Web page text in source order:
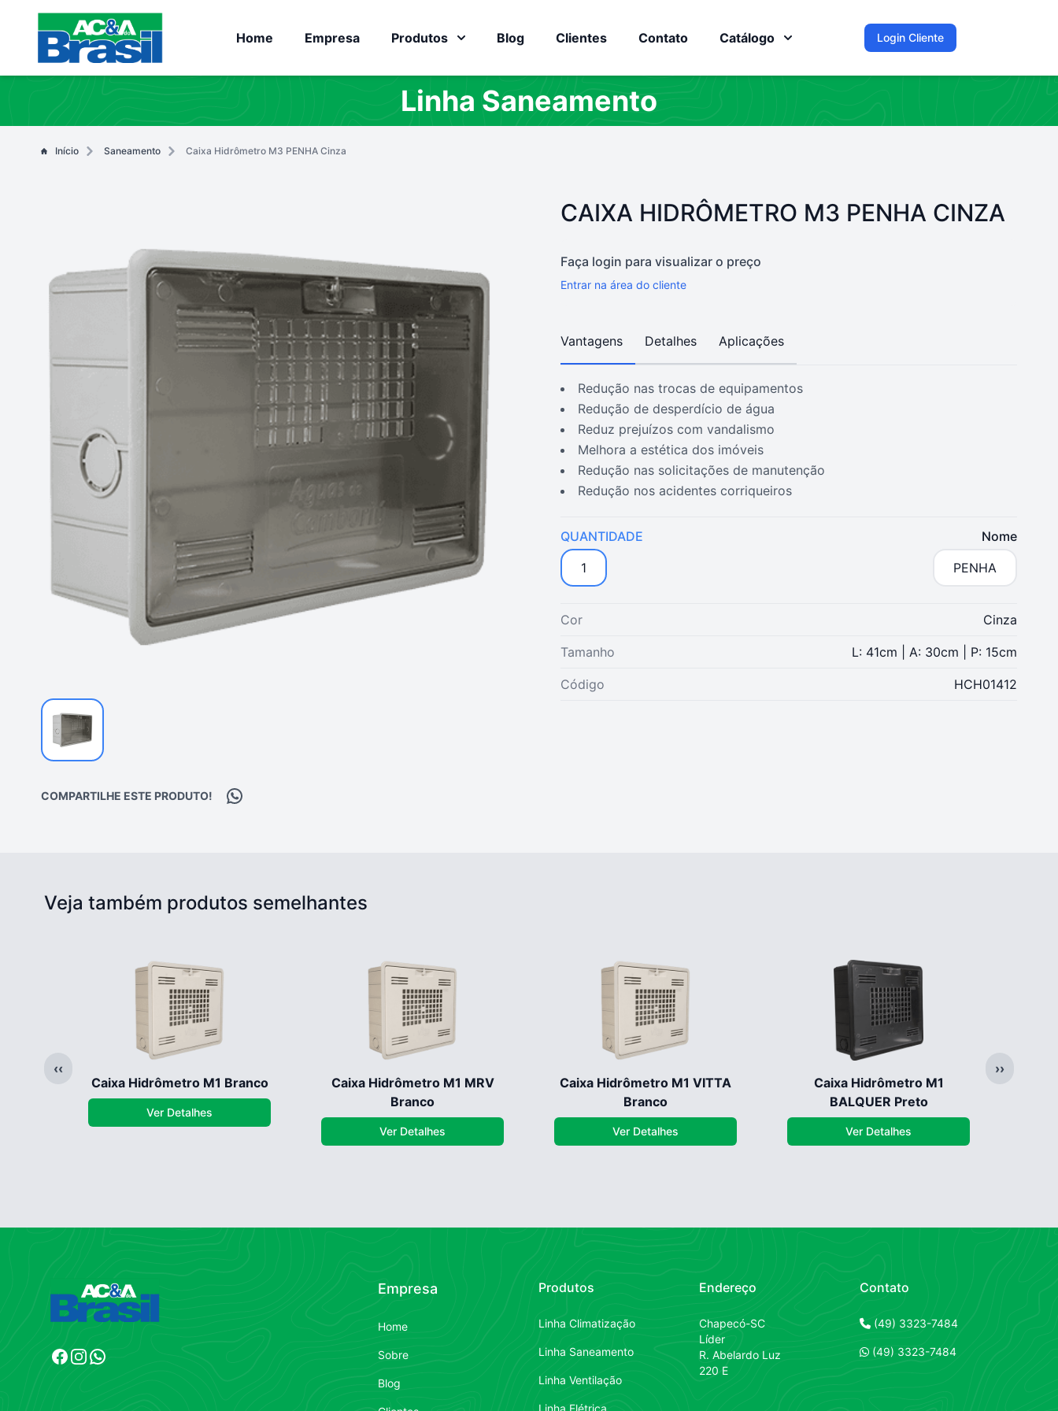
Home Empresa Produtos Blog Clientes Contato Catálogo Login Cliente
Linha Saneamento
Início Saneamento Caixa Hidrômetro M3 PENHA Cinza
COMPARTILHE ESTE PRODUTO! Compartilhar no WhatsApp
PRODUTO:
CAIXA HIDRÔMETRO M3 PENHA CINZA
Faça login para visualizar o preço
Entrar na área do cliente
Vantagens Detalhes Aplicações
redução nas trocas de equipamentos
redução de desperdício de água
reduz prejuízos com vandalismo
melhora a estética dos imóveis
redução nas solicitações de manutenção
redução nos acidentes corriqueiros
QUANTIDADE
1
Nome
PENHA
Cor Cinza
Tamanho L: 41cm | A: 30cm | P: 15cm
Código HCH01412
Veja também produtos semelhantes
‹‹
››
Caixa Hidrômetro M1 Branco
Ver Detalhes
Caixa Hidrômetro M1 MRV
Branco
Ver Detalhes
Caixa Hidrômetro M1 VITTA
Branco
Ver Detalhes
Caixa Hidrômetro M1
BALQUER Preto
Ver Detalhes
Facebook
Instagram
WhatsApp
Empresa
Home
Sobre
Blog
Produtos
Linha Climatização
Linha Saneamento
Linha Ventilação
Endereço
Chapecó-SC
Líder
R. Abelardo Luz
220 E
Contato
(49) 3323-7484Contato
(49) 3323-7484Contato